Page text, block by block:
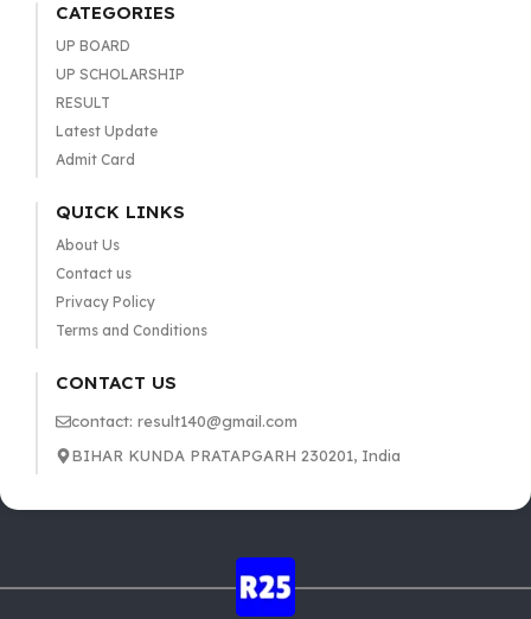
CATEGORIES
UP BOARD
UP SCHOLARSHIP
RESULT
Latest Update
Admit Card
QUICK LINKS
About Us
Contact us
Privacy Policy
Terms and Conditions
CONTACT US
contact: result140@gmail.com
BIHAR KUNDA PRATAPGARH 230201, India